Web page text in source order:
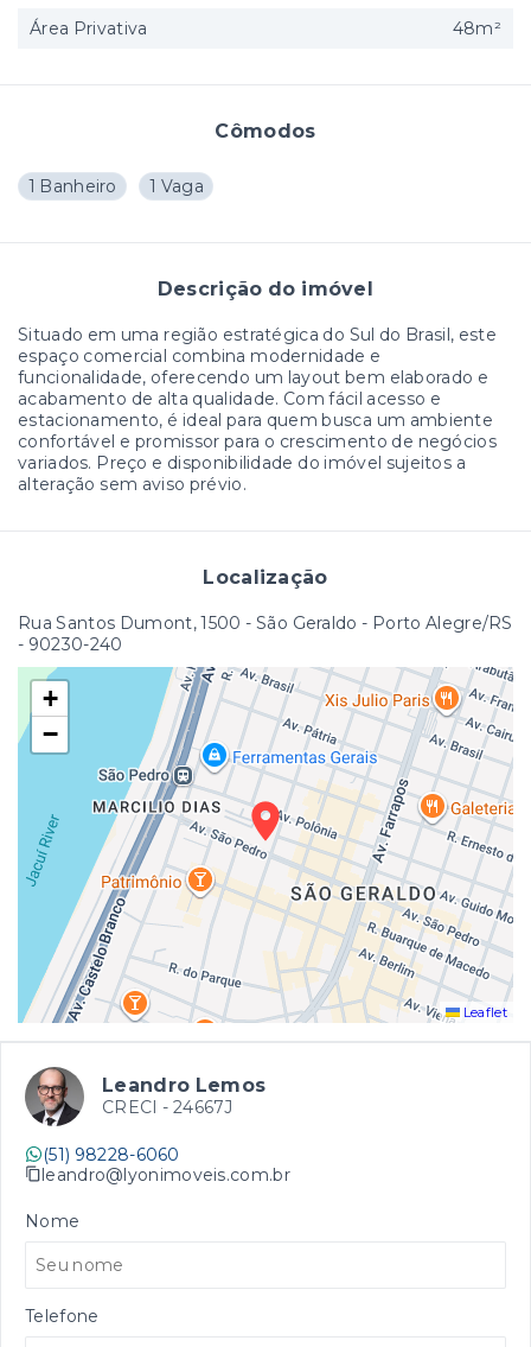
Cômodos
1 Banheiro 1 Vaga
Descrição do imóvel
Situado em uma região estratégica do Sul do Brasil, este
espaço comercial combina modernidade e
funcionalidade, oferecendo um layout bem elaborado e
acabamento de alta qualidade. Com fácil acesso e
estacionamento, é ideal para quem busca um ambiente
confortável e promissor para o crescimento de negócios
variados. Preço e disponibilidade do imóvel sujeitos a
alteração sem aviso prévio.
Localização
Rua Santos Dumont, 1500 - São Geraldo - Porto Alegre/RS
- 90230-240
+
−
Leaflet
Área Privativa
48m²
Leandro Lemos
CRECI - 24667J
(51) 98228-6060
leandro@lyonimoveis.com.br
Nome
Telefone